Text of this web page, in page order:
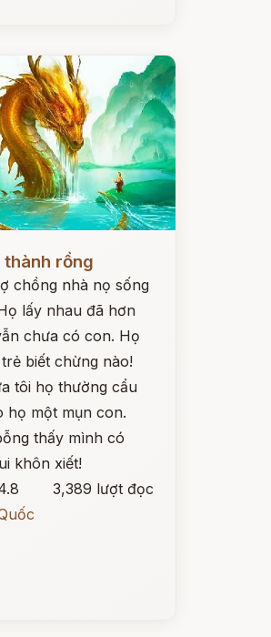
rồng
chồng nhà nọ sống
lấy nhau đã hơn
chưa có con. Họ
biết chừng nào!
tôi họ thường cẩu
họ một mụn con.
thấy mình có
khôn xiết!
3,389 lượt đọc